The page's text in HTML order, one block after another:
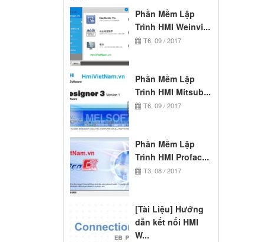
Phần Mềm Lập
Trình HMI Weinvi...
T6, 09 / 2017
Phần Mềm Lập
Trình HMI Mitsub...
T6, 09 / 2017
Phần Mềm Lập
Trình HMI Profac...
T3, 08 / 2017
[Tài Liệu] Hướng
dẫn kết nối HMI
W...